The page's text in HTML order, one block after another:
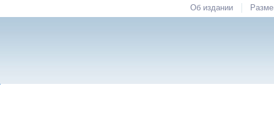
Об издании |